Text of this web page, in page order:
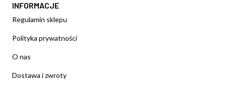
INFORMACJE
Regulamin sklepu
Polityka prywatności
O nas
Dostawa i zwroty